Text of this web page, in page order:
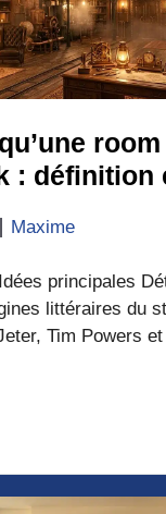
room
: définition
Maxime
principales
littéraires du
Tim Powers